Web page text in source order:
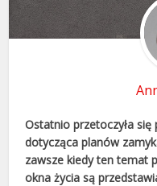
Ostatnio przetoczyła
dotycząca planów
zawsze kiedy ten temat
okna życia są